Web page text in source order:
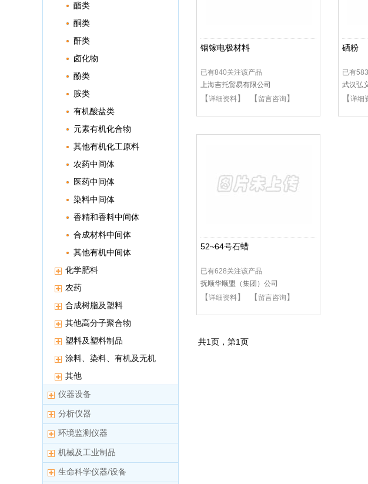
酯类
酮类
酐类
卤化物
酚类
胺类
有机酸盐类
元素有机化合物
其他有机化工原料
农药中间体
医药中间体
染料中间体
香精和香料中间体
合成材料中间体
其他有机中间体
化学肥料
农药
合成树脂及塑料
其他高分子聚合物
塑料及塑料制品
涂料、染料、有机及无机
颜料其他
仪器设备
分析仪器
环境监测仪器
机械及工业制品
生命科学仪器/设备
铟镓电极材料
已有840关注该产品
上海吉托贸易有限公司
【详细资料】 【 留言咨询 】
硒粉
已有
武汉弘
【详细
52~64号石蜡
已有628关注该产品
抚顺华顺盟（集团）公司
【详细资料】 【 留言咨询 】
共1页，第1页